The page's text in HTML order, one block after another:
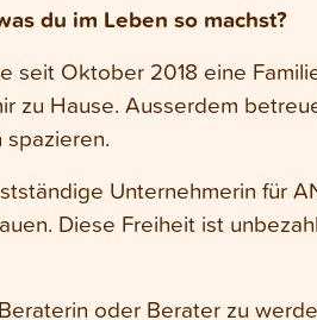
du im Leben so machst?
seit Oktober 2018 eine
zu Hause. Ausserdem
Unternehmerin für
Diese Freiheit ist
oder Berater zu